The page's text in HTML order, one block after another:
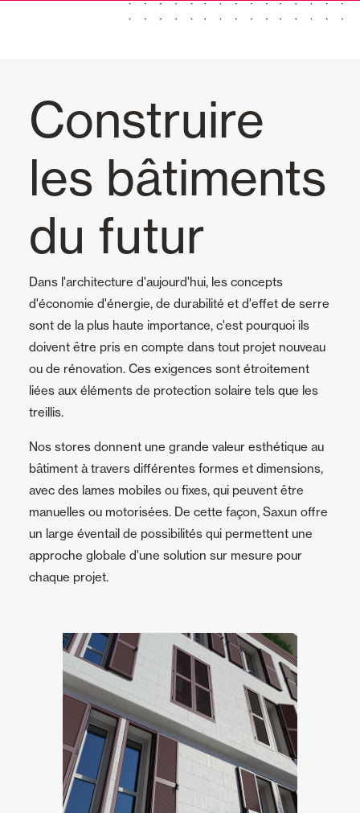
Construire
les bâtiments
du futur
Dans l'architecture d'aujourd'hui, les concepts
d'économie d'énergie, de durabilité et d'effet de serre
sont de la plus haute importance, c'est pourquoi ils
doivent être pris en compte dans tout projet nouveau
ou de rénovation. Ces exigences sont étroitement
liées aux éléments de protection solaire tels que les
treillis.
Nos stores donnent une grande valeur esthétique au
bâtiment à travers différentes formes et dimensions,
avec des lames mobiles ou fixes, qui peuvent être
manuelles ou motorisées. De cette façon, Saxun offre
un large éventail de possibilités qui permettent une
approche globale d'une solution sur mesure pour
chaque projet.
Rideaux de Verre
Alicantines et Rideaux PVC
Stores
Portes Automatiques
Moustiquaires
Panneaux muraux et plafonds